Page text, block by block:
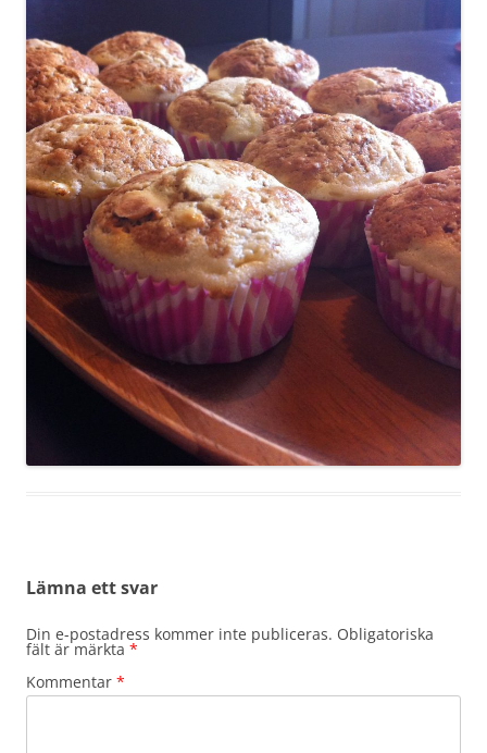
Lämna ett svar
Din e-postadress kommer inte publiceras. Obligatoriska
fält är märkta *
Kommentar *